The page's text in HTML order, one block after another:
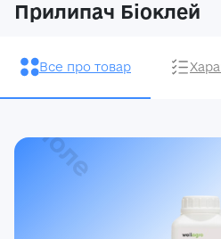
Насіння
Акції
Прилипач Біоклей
Все про товар